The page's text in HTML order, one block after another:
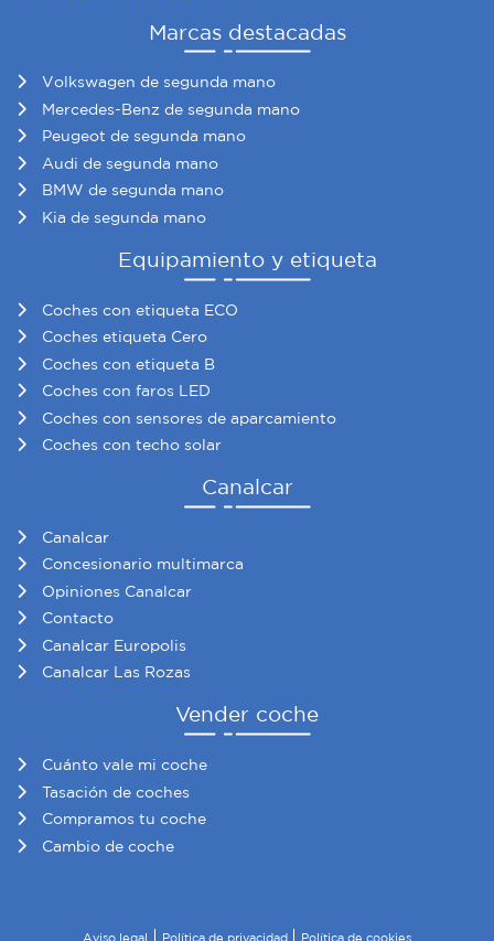
Marcas destacadas
Volkswagen de segunda mano
Mercedes-Benz de segunda mano
Peugeot de segunda mano
Audi de segunda mano
BMW de segunda mano
Kia de segunda mano
Equipamiento y etiqueta
Coches con etiqueta ECO
Coches etiqueta Cero
Coches con etiqueta B
Coches con faros LED
Coches con sensores de aparcamiento
Coches con techo solar
Canalcar
Canalcar
Concesionario multimarca
Opiniones Canalcar
Contacto
Canalcar Europolis
Canalcar Las Rozas
Vender coche
Cuánto vale mi coche
Tasación de coches
Compramos tu coche
Cambio de coche
Aviso legal Política de privacidad Política de cookies